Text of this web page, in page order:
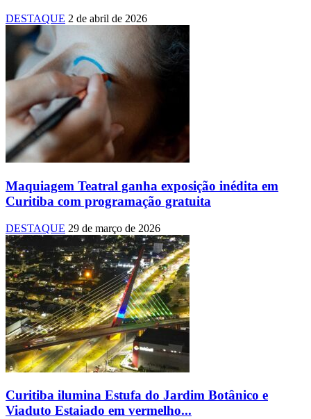
DESTAQUE 2 de abril de 2026
Maquiagem Teatral ganha exposição inédita em
Curitiba com programação gratuita
DESTAQUE 29 de março de 2026
Curitiba ilumina Estufa do Jardim Botânico e
Viaduto Estaiado em vermelho...